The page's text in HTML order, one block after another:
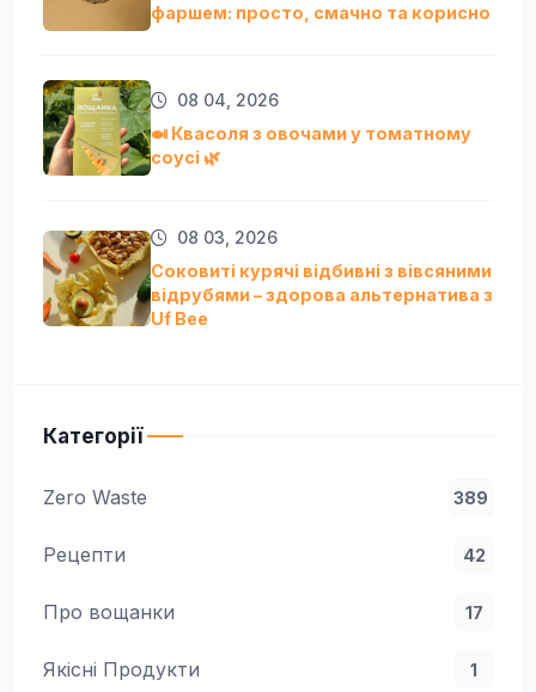
фаршем: просто, смачно та кориснo
08 04, 2026
🍛 Квасоля з овочами у томатному
соусі 🌿
08 03, 2026
Соковиті курячі відбивні з вівсяними
відрубями – здорова альтернатива з
Uf Bee
Категорії
Zero Waste 389
Рецепти 42
Про вощанки 17
Якісні Продукти 1